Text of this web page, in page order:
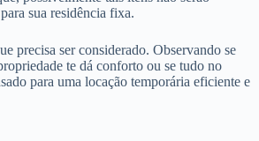
sua residência fixa.
precisa ser considerado. Observando se
te dá conforto ou se tudo no
para uma locação temporária eficiente e